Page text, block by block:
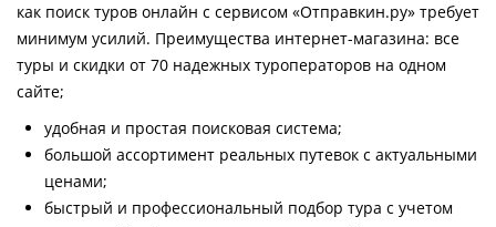
как поиск туров онлайн с сервисом «Отправкин.ру» требует
минимум усилий. Преимущества интернет-магазина: все
туры и скидки от 70 надежных туроператоров на одном
сайте;
удобная и простая поисковая система;
большой ассортимент реальных путевок с актуальными
ценами;
быстрый и профессиональный подбор тура с учетом